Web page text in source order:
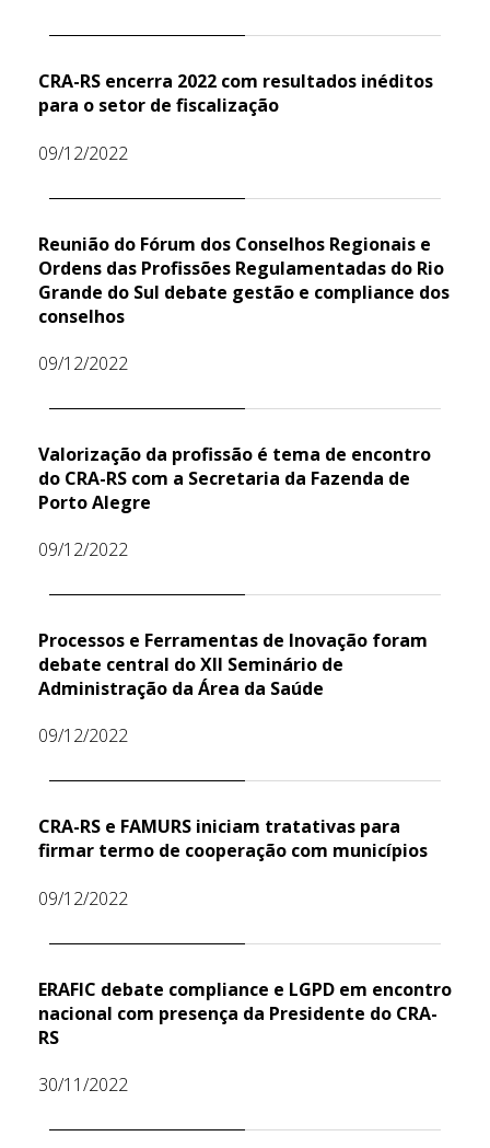
CRA-RS encerra 2022 com resultados inéditos
para o setor de fiscalização
09/12/2022
Reunião do Fórum dos Conselhos Regionais e
Ordens das Profissões Regulamentadas do Rio
Grande do Sul debate gestão e compliance dos
conselhos
09/12/2022
Valorização da profissão é tema de encontro
do CRA-RS com a Secretaria da Fazenda de
Porto Alegre
09/12/2022
Processos e Ferramentas de Inovação foram
debate central do XII Seminário de
Administração da Área da Saúde
09/12/2022
CRA-RS e FAMURS iniciam tratativas para
firmar termo de cooperação com municípios
09/12/2022
ERAFIC debate compliance e LGPD em encontro
nacional com presença da Presidente do CRA-
RS
30/11/2022